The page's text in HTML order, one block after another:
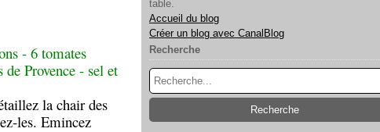
- 6 tomates
Provence - sel et
la chair des
les. Emincez
table.
Accueil du blog
Créer un blog avec CanalBlog
Recherche